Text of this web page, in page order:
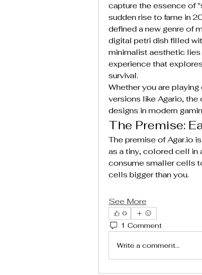
capture the essence of
sudden rise to fame in
defined a new genre of
digital petri dish filled
minimalist aesthetic
experience that
survival.
Whether you are
versions like Agario,
designs in modern
The Premise:
The premise of Agar.io
as a tiny, colored cell in
consume smaller cells
cells bigger than you.
See More
0
1 Comment
Write a comment...